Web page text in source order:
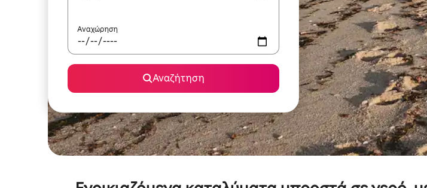
Αναχώρηση
Αναζήτηση